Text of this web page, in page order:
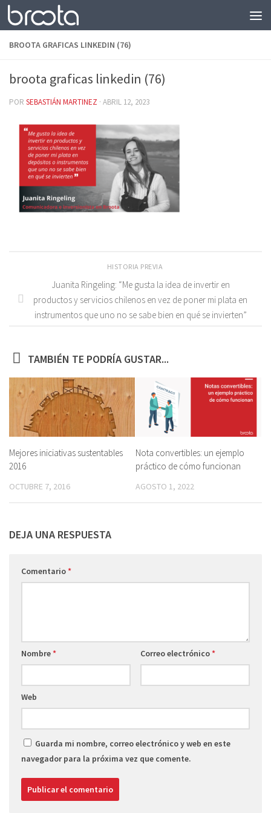
Saltar al contenido
BROOTA GRAFICAS LINKEDIN (76)
broota graficas linkedin (76)
POR SEBASTIÁN MARTINEZ · ABRIL 12, 2023
HISTORIA PREVIA
Juanita Ringeling: “Me gusta la idea de invertir en
productos y servicios chilenos en vez de poner mi plata en
instrumentos que uno no se sabe bien en qué se invierten”
TAMBIÉN TE PODRÍA GUSTAR...
Mejores iniciativas sustentables
2016
OCTUBRE 7, 2016
Nota convertibles: un ejemplo
práctico de cómo funcionan
AGOSTO 1, 2022
DEJA UNA RESPUESTA
Comentario*
Nombre* Correo electrónico*
Web
Guarda mi nombre, correo electrónico y web en este
navegador para la próxima vez que comente.